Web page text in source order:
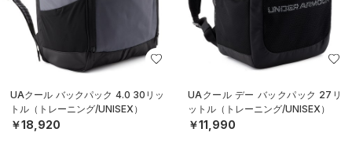
UAクール バックパック 4.0 30リッ
トル（トレーニング/UNISEX）
￥18,920
UAクール デー バックパック 27リ
ットル（トレーニング/UNISEX）
￥11,990